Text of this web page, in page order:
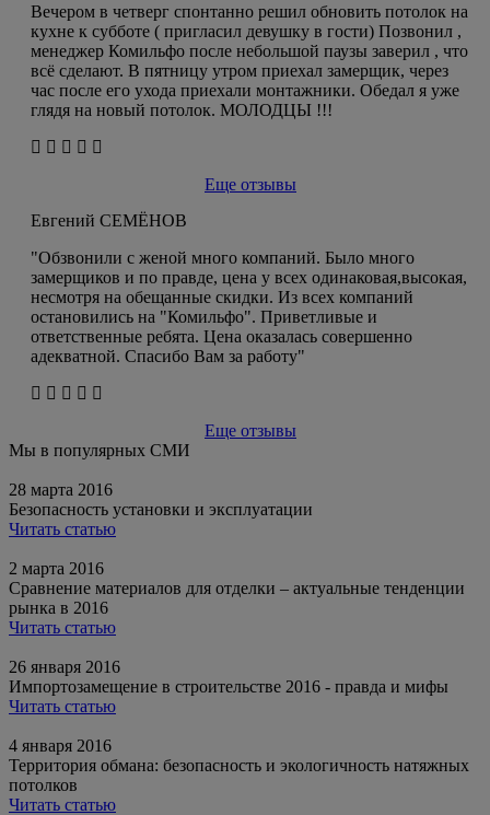
Вечером в четверг спонтанно решил обновить потолок на
кухне к субботе ( пригласил девушку в гости) Позвонил ,
менеджер Комильфо после небольшой паузы заверил , что
всё сделают. В пятницу утром приехал замерщик, через
час после его ухода приехали монтажники. Обедал я уже
глядя на новый потолок. МОЛОДЦЫ !!!
Еще отзывы
Евгений СЕМЁНОВ
"Обзвонили с женой много компаний. Было много
замерщиков и по правде, цена у всех одинаковая,высокая,
несмотря на обещанные скидки. Из всех компаний
остановились на "Комильфо". Приветливые и
ответственные ребята. Цена оказалась совершенно
адекватной. Спасибо Вам за работу"
Еще отзывы
Мы в популярных СМИ
28 марта 2016
Безопасность установки и эксплуатации
Читать статью
2 марта 2016
Сравнение материалов для отделки – актуальные тенденции
рынка в 2016
Читать статью
26 января 2016
Импортозамещение в строительстве 2016 - правда и мифы
Читать статью
4 января 2016
Территория обмана: безопасность и экологичность натяжных
потолков
Читать статью